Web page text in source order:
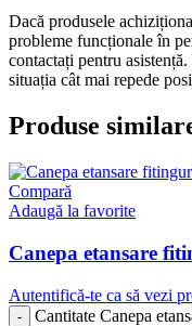
Dacă produsele
probleme funcționale în
contactați pentru
situația cât mai repede
Produse
Compară
Adaugă la favorite
Canepa etansare
Autentifică-te ca să vezi
Cantitate Canepa